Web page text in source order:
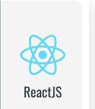
حذف مستخدم
10:11
Component
10:00